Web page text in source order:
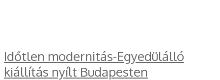
Időtlen modernitás-Egyedülálló
kiállítás nyílt Budapesten